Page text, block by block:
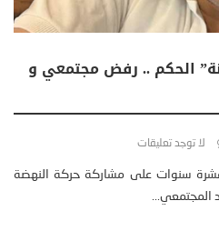
الحكم .. رفض مجتمعي و
لا توجد تعليقات
عشرة سنوات على مشاركة حركة النهضة
المجتمعي...